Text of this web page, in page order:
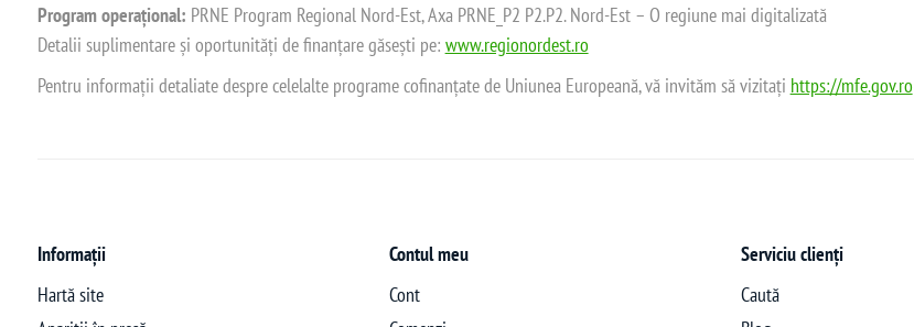
Program operațional: PRNE Program Regional Nord-Est, Axa PRNE_P2 P2.P2. Nord-Est – O regiune mai digitalizată
Detalii suplimentare și oportunități de finanțare găsești pe: www.regionordest.ro
Pentru informații detaliate despre celelalte programe cofinanțate de Uniunea Europeană, vă invităm să vizitați https://mfe.gov.ro
Informații
Hartă site
Contul meu
Cont
Serviciu clienți
Caută